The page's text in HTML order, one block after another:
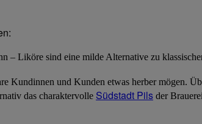
– Liköre sind eine milde Alternative zu
Kundinnen und Kunden etwas herber mögen.
das charaktervolle Südstadt Pils der